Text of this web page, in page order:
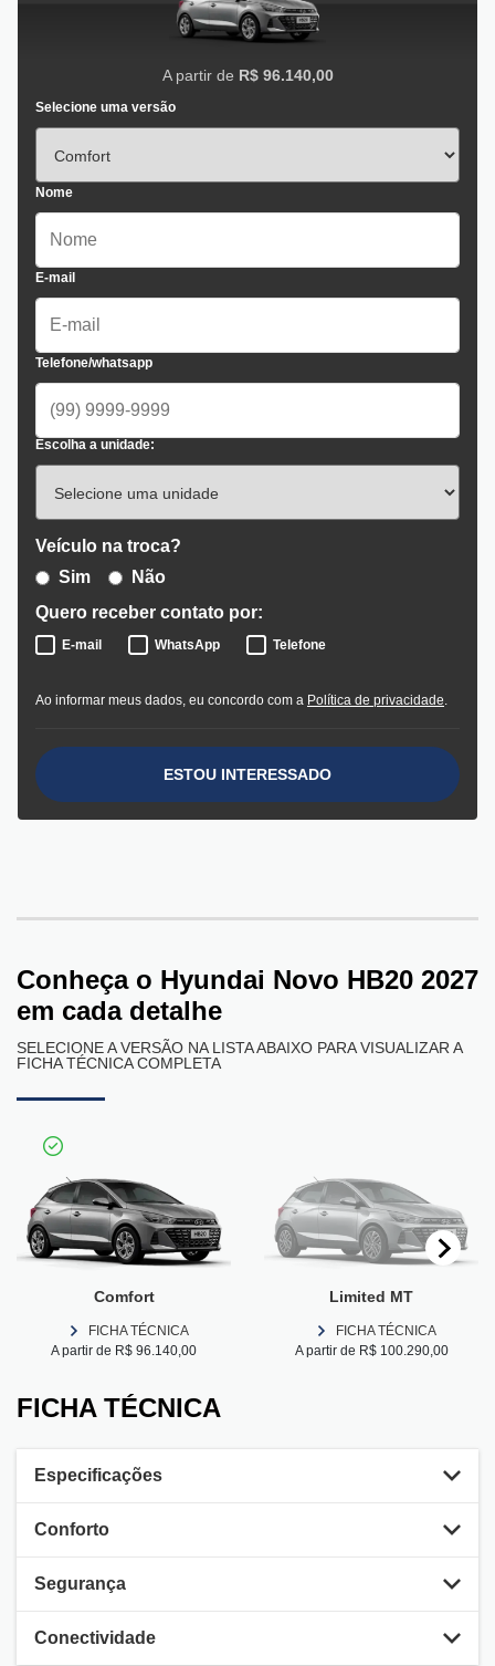
A partir de R$ 96.140,00
Selecione uma versão
Nome
E-mail
Telefone/whatsapp
Escolha a unidade:
Veículo na troca?
Sim
Não
Quero receber contato por:
E-mail WhatsApp Telefone
Ao informar meus dados, eu concordo com a Política de privacidade.
ESTOU INTERESSADO
Conheça o Hyundai Novo HB20 2027
em cada detalhe
SELECIONE A VERSÃO NA LISTA ABAIXO PARA VISUALIZAR A
FICHA TÉCNICA COMPLETA
Comfort
FICHA TÉCNICA
A partir de R$ 96.140,00
Limited MT
FICHA TÉCNICA
A partir de R$ 100.290,00
FICHA TÉCNICA
Especificações
Conforto
Segurança
Conectividade